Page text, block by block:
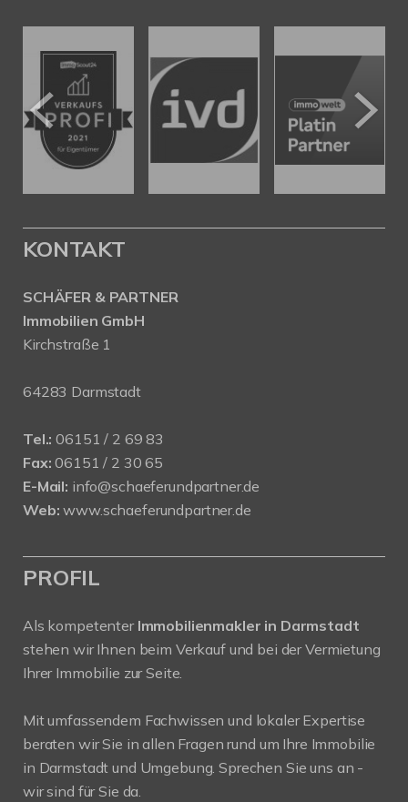
KONTAKT
SCHÄFER & PARTNER
Immobilien GmbH
Kirchstraße 1
64283 Darmstadt
Tel.: 06151 / 2 69 83
Fax: 06151 / 2 30 65
E-Mail: info@schaeferundpartner.de
Web: www.schaeferundpartner.de
PROFIL
Als kompetenter Immobilienmakler in Darmstadt
stehen wir Ihnen beim Verkauf und bei der Vermietung
Ihrer Immobilie zur Seite.
Mit umfassendem Fachwissen und lokaler Expertise
beraten wir Sie in allen Fragen rund um Ihre Immobilie
in Darmstadt und Umgebung. Sprechen Sie uns an -
wir sind für Sie da.